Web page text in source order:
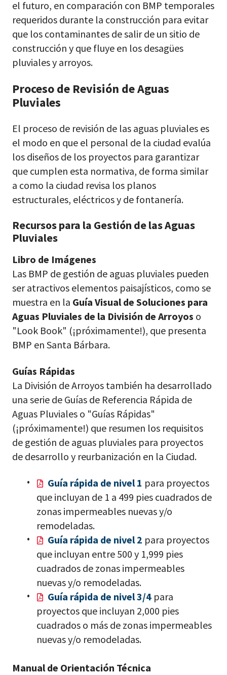
el futuro, en comparación con BMP temporales
requeridos durante la construcción para evitar
que los contaminantes de salir de un sitio de
construcción y que fluye en los desagües
pluviales y arroyos.
Proceso de Revisión de Aguas
Pluviales
El proceso de revisión de las aguas pluviales es
el modo en que el personal de la ciudad evalúa
los diseños de los proyectos para garantizar
que cumplen esta normativa, de forma similar
a como la ciudad revisa los planos
estructurales, eléctricos y de fontanería.
Recursos para la Gestión de las Aguas
Pluviales
Libro de Imágenes
Las BMP de gestión de aguas pluviales pueden
ser atractivos elementos paisajísticos, como se
muestra en la Guía Visual de Soluciones para
Aguas Pluviales de la División de Arroyos o
"Look Book" (¡próximamente!), que presenta
BMP en Santa Bárbara.
Guías Rápidas
La División de Arroyos también ha desarrollado
una serie de Guías de Referencia Rápida de
Aguas Pluviales o "Guías Rápidas"
(¡próximamente!) que resumen los requisitos
de gestión de aguas pluviales para proyectos
de desarrollo y reurbanización en la Ciudad.
Guía rápida de nivel 1 para proyectos
que incluyan de 1 a 499 pies cuadrados de
zonas impermeables nuevas y/o
remodeladas.
Guía rápida de nivel 2 para proyectos
que incluyan entre 500 y 1,999 pies
cuadrados de zonas impermeables
nuevas y/o remodeladas.
Guía rápida de nivel 3/4 para
proyectos que incluyan 2,000 pies
cuadrados o más de zonas impermeables
nuevas y/o remodeladas.
Manual de Orientación Técnica